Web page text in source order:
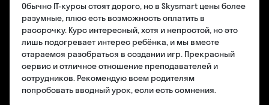
Обычно IT-курсы стоят дорого, но в Skysmart цены более
разумные, плюс есть возможность оплатить в
рассрочку. Курс интересный, хотя и непростой, но это
лишь подогревает интерес ребёнка, и мы вместе
стараемся разобраться в создании игр. Прекрасный
сервис и отличное отношение преподавателей и
сотрудников. Рекомендую всем родителям
попробовать вводный урок, если есть сомнения.